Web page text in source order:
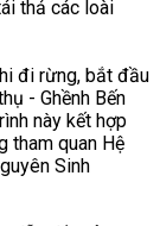
thả các loài
đi rừng, bắt đầu
- Ghềnh Bến
này kết hợp
tham quan Hệ
Sinh